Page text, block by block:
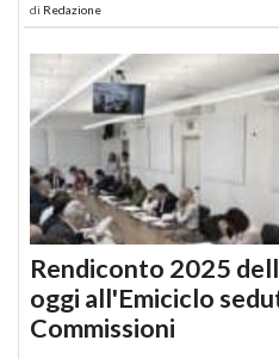
di Redazione
Rendiconto 2025
oggi all'Emiciclo
Commissioni